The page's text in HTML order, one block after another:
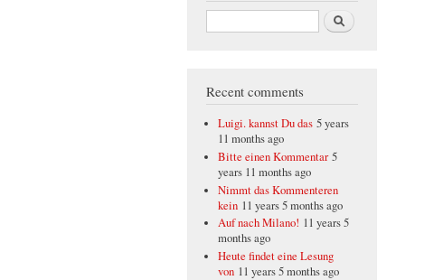
Search
Recent comments
Luigi. kannst Du das 5 years
11 months ago
Bitte einen Kommentar 5
years 11 months ago
Nimmt das Kommenteren
kein 11 years 5 months ago
Auf nach Milano! 11 years 5
months ago
Heute findet eine Lesung
von 11 years 5 months ago